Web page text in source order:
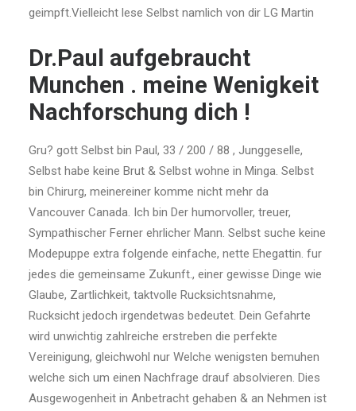
geimpft.Vielleicht lese Selbst namlich von dir LG Martin
Dr.Paul aufgebraucht
Munchen . meine Wenigkeit
Nachforschung dich !
Gru? gott Selbst bin Paul, 33 / 200 / 88 , Junggeselle,
Selbst habe keine Brut & Selbst wohne in Minga. Selbst
bin Chirurg, meinereiner komme nicht mehr da
Vancouver Canada. Ich bin Der humorvoller, treuer,
Sympathischer Ferner ehrlicher Mann. Selbst suche keine
Modepuppe extra folgende einfache, nette Ehegattin. fur
jedes die gemeinsame Zukunft., einer gewisse Dinge wie
Glaube, Zartlichkeit, taktvolle Rucksichtsnahme,
Rucksicht jedoch irgendetwas bedeutet. Dein Gefahrte
wird unwichtig zahlreiche erstreben die perfekte
Vereinigung, gleichwohl nur Welche wenigsten bemuhen
welche sich um einen Nachfrage drauf absolvieren. Dies
Ausgewogenheit in Anbetracht gehaben & an Nehmen ist